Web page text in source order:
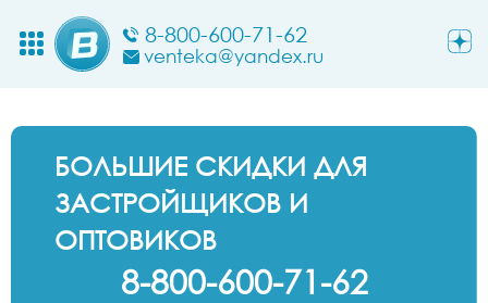
8-800-600-71-62
venteka@yandex.ru
БОЛЬШИЕ СКИДКИ ДЛЯ
ЗАСТРОЙЩИКОВ И
ОПТОВИКОВ
8-800-600-71-62